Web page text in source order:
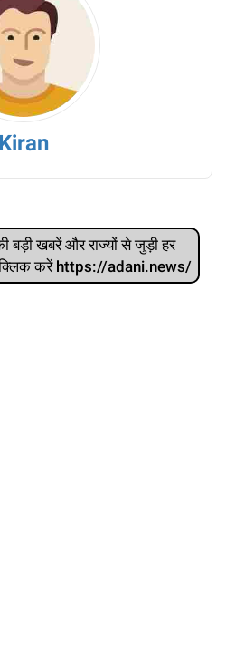
Kiran
बड़ी खबरें और राज्‍यों से जुड़ी हर
क्लिक करें https://adani.news/